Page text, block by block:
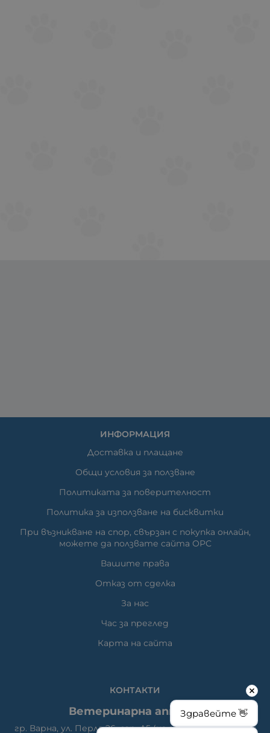
ИНФОРМАЦИЯ
Доставка и плащане
Общи условия за ползване
Политиката за поверителност
Политика за използване на бисквитки
При възникване на спор, свързан с покупка онлайн,
можете да ползвате сайта ОРС
Вашите права
Отказ от сделка
За нас
Час за преглед
Карта на сайта
КОНТАКТИ
Ветеринарна аптека
гр. Варна, ул. Перла 26, сгр. А5 (на гърба); Упътвания:
Здравейте 👋